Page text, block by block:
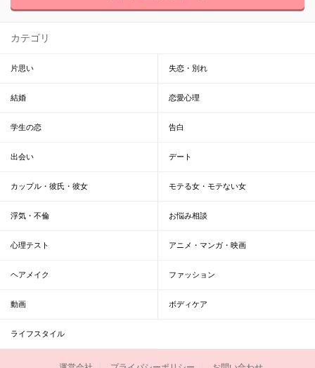
カテゴリ
片思い 失恋・別れ
結婚 恋愛心理
学生の恋 告白
出会い デート
カップル・彼氏・彼女 モテる女・モテない女
浮気・不倫 お悩み相談
心理テスト アニメ・マンガ・映画
ヘアメイク ファッション
動画 ボディケア
ライフスタイル